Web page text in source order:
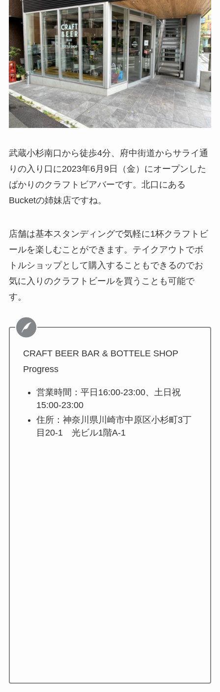
武蔵小杉南口から徒歩4分、府中街道からサライ通
りの入り口に2023年6月9日（金）にオープンした
ばかりのクラフトビアバーです。北口にある
Bucketの姉妹店ですね。
店舗は基本スタンディングで気軽に1杯クラフトビ
ールを楽しむことができます。テイクアウトでボ
トルショップとして購入することもできるのでお
気に入りのクラフトビールを買うことも可能で
す。
CRAFT BEER BAR & BOTTELE SHOP
Progress
営業時間：平日16:00-23:00、土日祝
15:00-23:00
住所：神奈川県川崎市中原区小杉町3丁
目20-1 光ビル1階A-1